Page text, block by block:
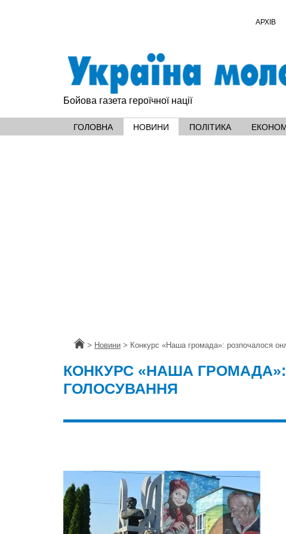
АРХІВ
Бойова газета героїчної нації
ГОЛОВНА НОВИНИ ПОЛІТИКА
Головна
> Новини > Конкурс «Наша громада»: розпочалося
КОНКУРС «НАША
ГОЛОСУВАННЯ